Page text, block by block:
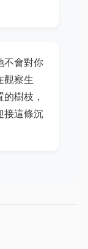
不會對你
觀察生
樹枝，
接這條沉